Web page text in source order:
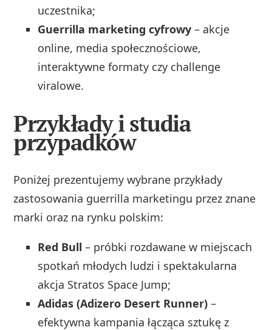
uczestnika;
Guerrilla marketing cyfrowy – akcje
online, media społecznościowe,
interaktywne formaty czy challenge
viralowe.
Przykłady i studia
przypadków
Poniżej prezentujemy wybrane przykłady
zastosowania guerrilla marketingu przez znane
marki oraz na rynku polskim:
Red Bull – próbki rozdawane w miejscach
spotkań młodych ludzi i spektakularna
akcja Stratos Space Jump;
Adidas (Adizero Desert Runner) –
efektywna kampania łącząca sztukę z